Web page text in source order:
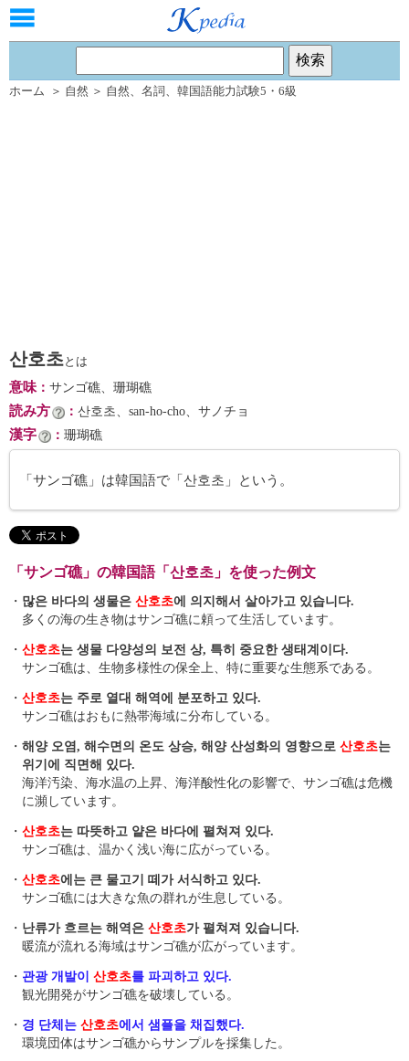
ホーム ＞ 自然 ＞ 自然、 名詞 、 韓国語能力試験5・6級
산호초とは
意味： サンゴ礁、珊瑚礁
読み方 ： 산호초、san-ho-cho、サノチョ
漢字 ： 珊瑚礁
「サンゴ礁」は韓国語で「산호초」という。
「サンゴ礁」の韓国語「산호초」を使った例文
・ 많은 바다의 생물은 산호초에 의지해서 살아가고 있습니다.
多くの海の生き物はサンゴ礁に頼って生活しています。
・ 산호초는 생물 다양성의 보전 상, 특히 중요한 생태계이다.
サンゴ礁は、生物多様性の保全上、特に重要な生態系である。
・ 산호초는 주로 열대 해역에 분포하고 있다.
サンゴ礁はおもに熱帯海域に分布している。
・ 해양 오염, 해수면의 온도 상승, 해양 산성화의 영향으로 산호초는
위기에 직면해 있다.
海洋汚染、海水温の上昇、海洋酸性化の影響で、サンゴ礁は危機
に瀕しています。
・ 산호초는 따뜻하고 얕은 바다에 펼쳐져 있다.
サンゴ礁は、温かく浅い海に広がっている。
・ 산호초에는 큰 물고기 떼가 서식하고 있다.
サンゴ礁には大きな魚の群れが生息している。
・ 난류가 흐르는 해역은 산호초가 펼쳐져 있습니다.
暖流が流れる海域はサンゴ礁が広がっています。
・ 관광 개발이 산호초를 파괴하고 있다.
観光開発がサンゴ礁を破壊している。
・ 경 단체는 산호초에서 샘플을 채집했다.
環境団体はサンゴ礁からサンプルを採集した。